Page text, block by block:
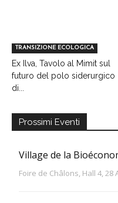
TRANSIZIONE ECOLOGICA
Ex Ilva, Tavolo al Mimit sul
futuro del polo siderurgico
di...
Prossimi Eventi
Village de la
Foire de Châlons, Hall 4, 28